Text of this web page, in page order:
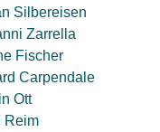
Silbereisen
Zarrella
Fischer
Carpendale
Ott
Reim